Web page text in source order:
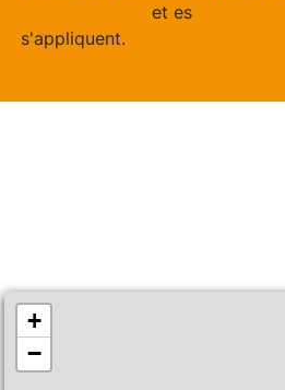
et es
s'appliquent.
+
−